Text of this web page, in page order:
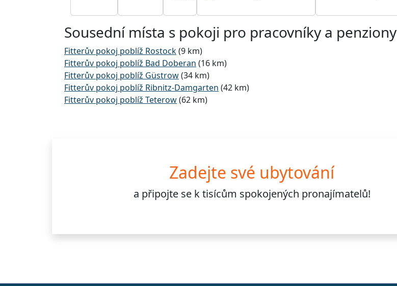
Sousední místa s pokoji pro pracovníky a penziony
Fitterův pokoj poblíž Rostock(9 km)
Fitterův pokoj poblíž Bad Doberan (16 km)
Fitterův pokoj poblíž Güstrow(34 km)
Fitterův pokoj poblíž Ribnitz-Damgarten (42 km)
Fitterův pokoj poblíž Teterow(62 km)
Zadejte své ubytování
a připojte se ktisícům spokojených pronajímatelů!